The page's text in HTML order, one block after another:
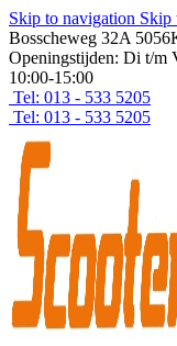
Skip to navigation Skip
Bosscheweg 32A
Openingstijden: Di t/m
10:00-15:00
Tel: 013 - 533 5205
Tel: 013 - 533 5205